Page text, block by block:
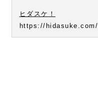
ヒダスケ！
https://hidasuke.com/